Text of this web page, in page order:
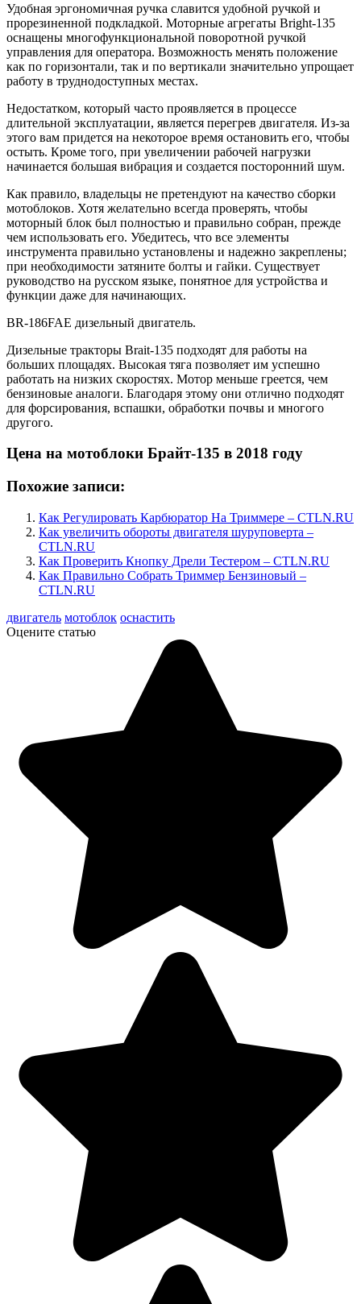
Удобная эргономичная ручка славится удобной ручкой и
прорезиненной подкладкой. Моторные агрегаты Bright-135
оснащены многофункциональной поворотной ручкой
управления для оператора. Возможность менять положение
как по горизонтали, так и по вертикали значительно упрощает
работу в труднодоступных местах.
Недостатком, который часто проявляется в процессе
длительной эксплуатации, является перегрев двигателя. Из-за
этого вам придется на некоторое время остановить его, чтобы
остыть. Кроме того, при увеличении рабочей нагрузки
начинается большая вибрация и создается посторонний шум.
Как правило, владельцы не претендуют на качество сборки
мотоблоков. Хотя желательно всегда проверять, чтобы
моторный блок был полностью и правильно собран, прежде
чем использовать его. Убедитесь, что все элементы
инструмента правильно установлены и надежно закреплены;
при необходимости затяните болты и гайки. Существует
руководство на русском языке, понятное для устройства и
функции даже для начинающих.
BR-186FAE дизельный двигатель.
Дизельные тракторы Brait-135 подходят для работы на
больших площадях. Высокая тяга позволяет им успешно
работать на низких скоростях. Мотор меньше греется, чем
бензиновые аналоги. Благодаря этому они отлично подходят
для форсирования, вспашки, обработки почвы и многого
другого.
Цена на мотоблоки Брайт-135 в 2018 году
Похожие записи:
Как Регулировать Карбюратор На Триммере – CTLN.RU
Как увеличить обороты двигателя шуруповерта –
CTLN.RU
Как Проверить Кнопку Дрели Тестером – CTLN.RU
Как Правильно Собрать Триммер Бензиновый –
CTLN.RU
двигатель мотоблок оснастить
Оцените статью